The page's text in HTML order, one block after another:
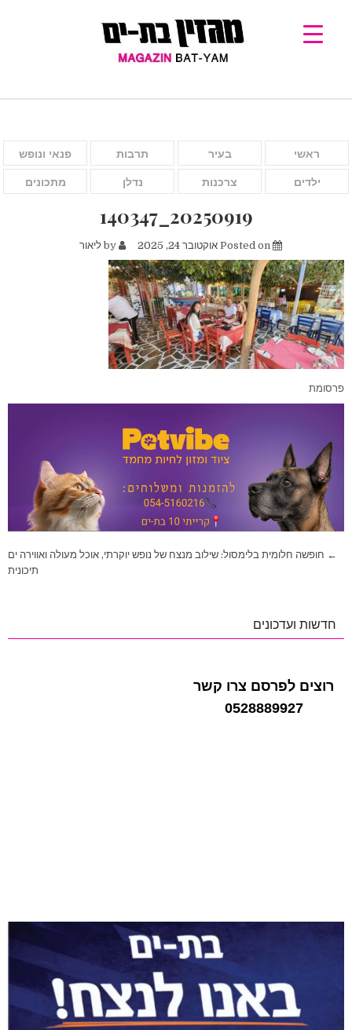
ראשי בעיר תרבות פנאי ונופש
ילדים צרכנות נדלן מתכונים
20250919_140347
אוקטובר 24, 2025 ליאור
פרסומת
ניווט
← חופשה חלומית בלימסול: שילוב מנצח של נופש יוקרתי, אוכל מעולה ואווירה ים
תיכונית
חדשות ועדכונים
רוצים לפרסם צרו קשר
0528889927